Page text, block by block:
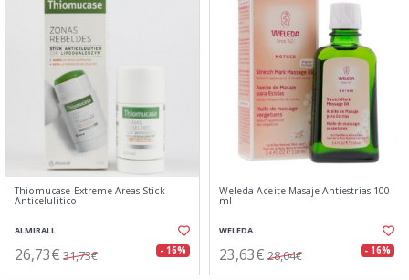
Thiomucase Extreme Areas Stick
Anticelulitico
ALMIRALL
26,73€ 31,73€ - 16%
Weleda Aceite Masaje Antiestrias 100
ml
WELEDA
23,63€ 28,04€ - 16%